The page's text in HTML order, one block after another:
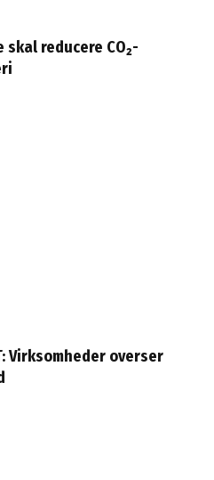
reducere CO₂-
Virksomheder overser